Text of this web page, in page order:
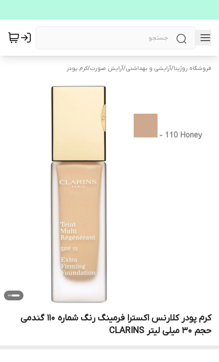
فروشگاه روژیتا/آرایشی و بهداشتی/آرایش صورت/کرم پودر
کرم پودر کلارنس اکسترا فرمینگ رنگ شماره 110 گندمی
حجم 30 میلی لیتر CLARINS